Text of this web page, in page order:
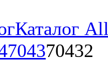
Каталог
704370432